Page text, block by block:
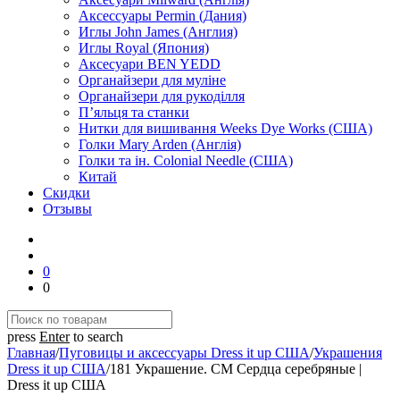
Аксессуары Permin (Дания)
Иглы John James (Англия)
Иглы Royal (Япония)
Аксесуари BEN YEDD
Органайзери для муліне
Органайзери для рукоділля
П’яльця та станки
Нитки для вишивання Weeks Dye Works (США)
Голки Mary Arden (Англія)
Голки та ін. Colonial Needle (США)
Китай
Скидки
Отзывы
0
0
press Enterto search
Главная/Пуговицы и аксессуары Dress it up США/Украшения
Dress it up США/181 Украшение. СМ Сердца серебряные |
Dress it up США